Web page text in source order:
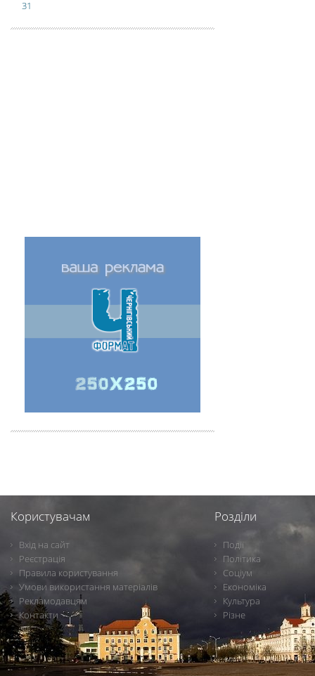
31
Користувачам
Вхід на сайт
Реєстрація
Правила користування
Умови використання матеріалів
Рекламодавцям
Контакти
Розділи
Події
Політика
Соціум
Економіка
Культура
Різне